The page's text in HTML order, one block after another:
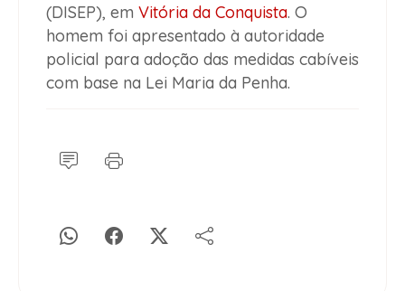
(DISEP), em Vitória da Conquista. O
homem foi apresentado à autoridade
policial para adoção das medidas cabíveis
com base na Lei Maria da Penha.